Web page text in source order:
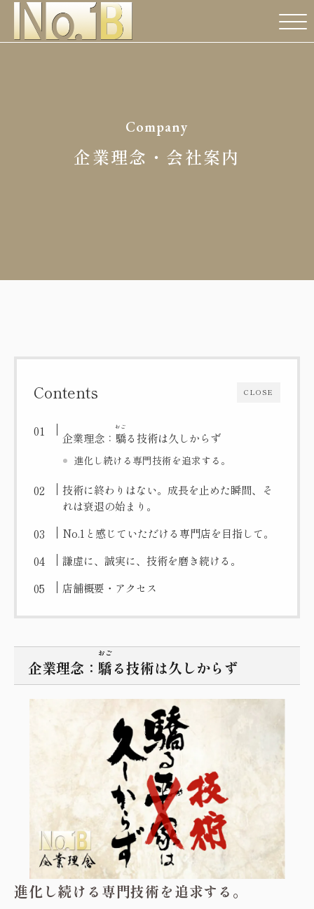
Company
企業理念・会社案内
CLOSE
Contents
企業理念： 驕
おご
る技術は久しからず
進化し続ける専門技術を追求する。
技術に終わりはない。成長を止めた瞬間、そ
れは衰退の始まり。
No.1と感じていただける専門店を目指して。
謙虚に、誠実に、技術を磨き続ける。
店舗概要・アクセス
企業理念： 驕
おご
る技術は久しからず
進化し続ける専門技術を追求する。